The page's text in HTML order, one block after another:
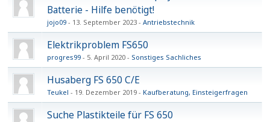
Batterie - Hilfe benötigt!
jojo09 13. September 2023 Antriebstechnik
Elektrikproblem FS650
progres99 5. April 2020 Sonstiges Sachliches
Husaberg FS 650 C/E
Teukel 19. Dezember 2019 Kaufberatung, Einsteigerfragen
Suche Plastikteile für FS 650